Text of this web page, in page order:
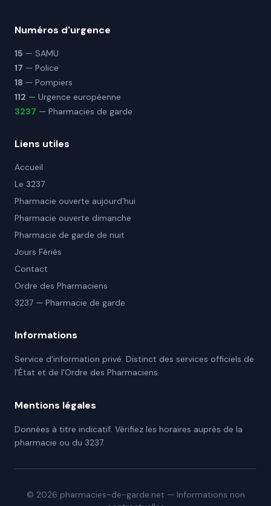
Numéros d'urgence
15 — SAMU
17 — Police
18 — Pompiers
112 — Urgence européenne
3237 — Pharmacies de garde
Liens utiles
Accueil
Le 3237
Pharmacie ouverte aujourd'hui
Pharmacie ouverte dimanche
Pharmacie de garde de nuit
Jours Fériés
Contact
Ordre des Pharmaciens
3237 — Pharmacie de garde
Informations
Service d'information privé. Distinct des services officiels de
l'État et de l'Ordre des Pharmaciens.
Mentions légales
Données à titre indicatif. Vérifiez les horaires auprès de la
pharmacie ou du 3237.
© 2026 pharmacies-de-garde.net — Informations non